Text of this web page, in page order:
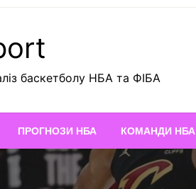
баскетболу НБА та ФІБА
ПРОГНОЗИ НБА КОМАНДИ НБА